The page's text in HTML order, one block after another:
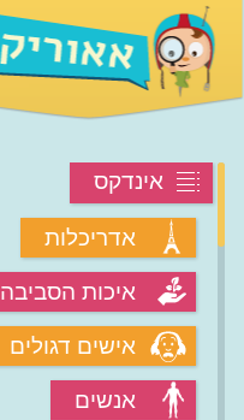
אינדקס
אדריכלות
איכות הסביבה
אישים דגולים
אנשים